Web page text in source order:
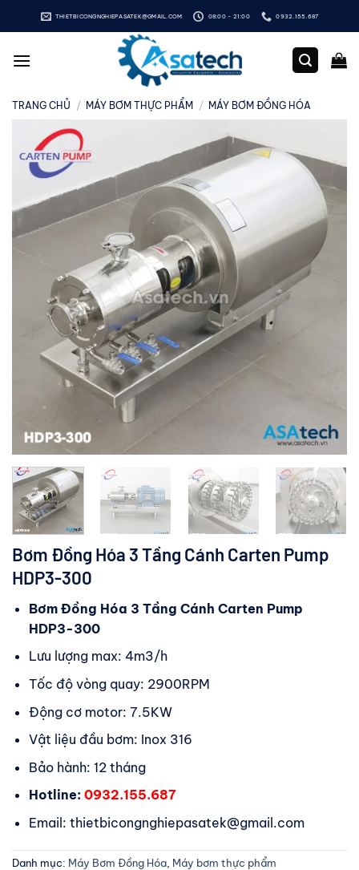
qua
dung
THIETBICONGNGHIEPASATEK@GMAIL.COM 08:00 - 21:00 0932.155.687
TRANG CHỦ / MÁY BƠM THỰC PHẨM / MÁY BƠM ĐỒNG HÓA
Bơm Đồng Hóa 3 Tầng Cánh Carten Pump
HDP3-300
Bơm Đồng Hóa 3 Tầng Cánh Carten Pump
HDP3-300
Lưu lượng max: 4m3/h
Tốc độ vòng quay: 2900RPM
Động cơ motor: 7.5KW
Vật liệu đầu bơm: Inox 316
Bảo hành: 12 tháng
Hotline: 0932.155.687
Email: thietbicongnghiepasatek@gmail.com
Danh mục: Máy Bơm Đồng Hóa Máy bơm thực phẩm